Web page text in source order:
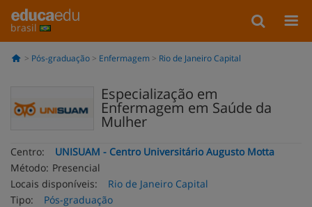
brasil
Pós-graduação Enfermagem Rio de Janeiro Capital
Especialização em
Enfermagem em Saúde da
Mulher
Centro:
UNISUAM - Centro Universitário Augusto Motta
Método: Presencial
Locais disponíveis:
Rio de Janeiro Capital
Tipo:
Pós-graduação